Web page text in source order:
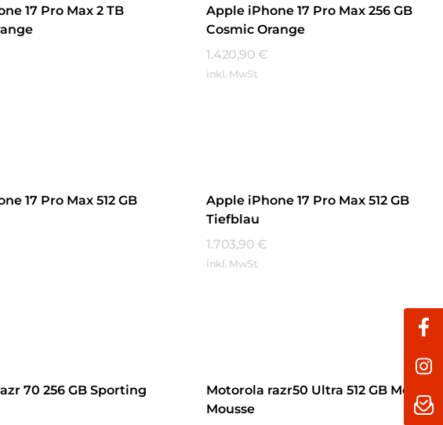
17 Pro Max 2 TB
Apple iPhone 17 Pro Max 256 GB
Cosmic Orange
1.420,90 €
inkl. MwSt.
17 Pro Max 512 GB
Apple iPhone 17 Pro Max 512 GB
Tiefblau
1.703,90 €
inkl. MwSt.
70 256 GB Sporting
Motorola razr50 Ultra 512 GB Mocha
Mousse